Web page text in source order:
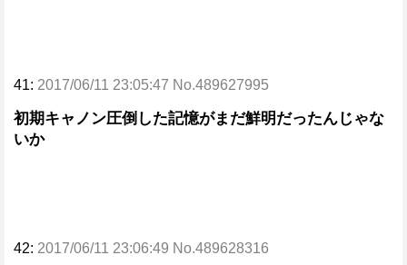
41: 2017/06/11 23:05:47 No.489627995
初期キャノン圧倒した記憶がまだ鮮明だったんじゃな
いか
42: 2017/06/11 23:06:49 No.489628316